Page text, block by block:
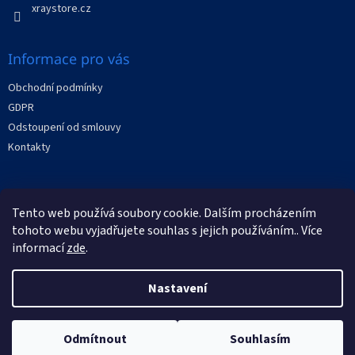
Tento web používá soubory cookie. Dalším procházením
tohoto webu vyjadřujete souhlas s jejich používáním.. Více
informacízde.
Nastavení
Odmítnout Souhlasím
xraystore.cz
Informace pro vás
Obchodní podmínky
GDPR
Odstoupení od smlouvy
Kontakty
Facebook
Vytvořil Shoptet
Copyright 2026XRAYstore . Všechna práva vyhrazena.